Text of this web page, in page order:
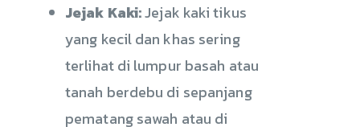
Jejak Kaki:Jejak kaki tikus
yang kecil dan khas sering
terlihat di lumpur basah atau
tanah berdebu di sepanjang
pematang sawah atau di